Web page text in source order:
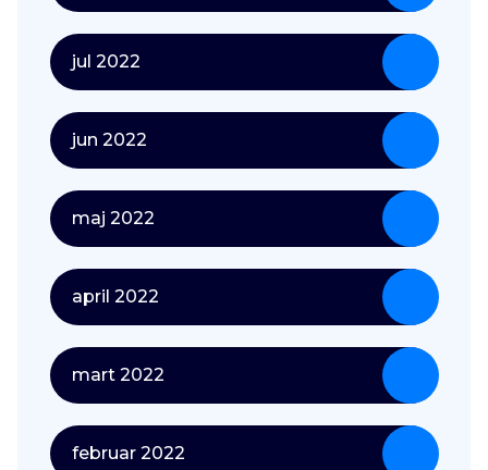
jul 2022
jun 2022
maj 2022
april 2022
mart 2022
februar 2022